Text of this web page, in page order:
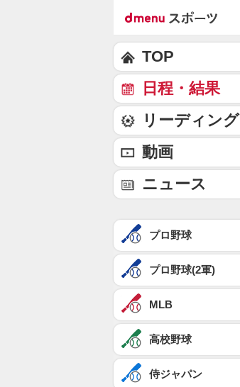
TOP
日程・結果
リーディング
動画
ニュース
プロ野球
プロ野球(2軍)
MLB
高校野球
侍ジャパン